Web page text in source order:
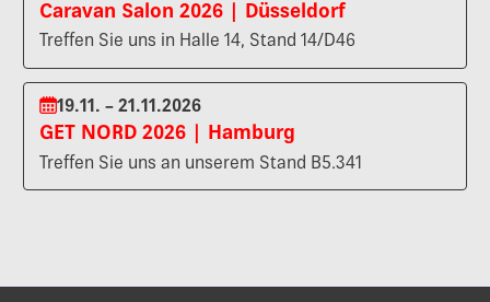
Caravan Salon 2026 | Düsseldorf
Treffen Sie uns in Halle 14, Stand 14/D46
19.11. – 21.11.2026
GET NORD 2026 | Hamburg
Treffen Sie uns an unserem Stand B5.341